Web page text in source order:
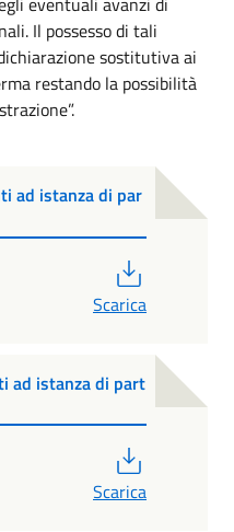
Il possesso di tali
sostitutiva ai
restando la possibilità
ad istanza di par
Scarica
ad istanza di part
Scarica